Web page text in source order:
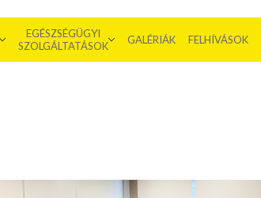
EGÉSZSÉGÜGYI
SZOLGÁLTATÁSOK
GALÉRIÁK FELHÍVÁSOK